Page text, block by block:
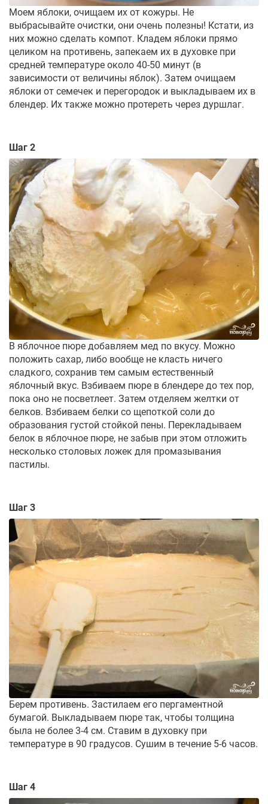
Моем яблоки, очищаем их от кожуры. Не
выбрасывайте очистки, они очень полезны! Кстати, из
них можно сделать компот. Кладем яблоки прямо
целиком на противень, запекаем их в духовке при
средней температуре около 40-50 минут (в
зависимости от величины яблок). Затем очищаем
яблоки от семечек и перегородок и выкладываем их в
блендер. Их также можно протереть через дуршлаг.
Шаг 2
В яблочное пюре добавляем мед по вкусу. Можно
положить сахар, либо вообще не класть ничего
сладкого, сохранив тем самым естественный
яблочный вкус. Взбиваем пюре в блендере до тех пор,
пока оно не посветлеет. Затем отделяем желтки от
белков. Взбиваем белки со щепоткой соли до
образования густой стойкой пены. Перекладываем
белок в яблочное пюре, не забыв при этом отложить
несколько столовых ложек для промазывания
пастилы.
Шаг 3
Берем противень. Застилаем его пергаментной
бумагой. Выкладываем пюре так, чтобы толщина
была не более 3-4 см. Ставим в духовку при
температуре в 90 градусов. Сушим в течение 5-6 часов.
Шаг 4